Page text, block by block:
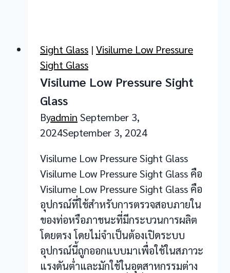
Sight Glass | Visilume Low Pressure
Sight Glass
Visilume Low Pressure Sight
Glass
Byadmin September 3,
2024September 3, 2024
Visilume Low Pressure Sight Glass
Visilume Low Pressure Sight Glass คือ
Visilume Low Pressure Sight Glass คือ
อุปกรณ์ที่ใช้สำหรับการตรวจสอบภายใน
ของท่อหรือภาชนะที่มีกระบวนการผลิต
โดยตรง โดยไม่จำเป็นต้องเปิดระบบ
อุปกรณ์นี้ถูกออกแบบมาเพื่อใช้ในสภาวะ
แรงดันต่ำและมักใช้ในอุตสาหกรรมต่าง